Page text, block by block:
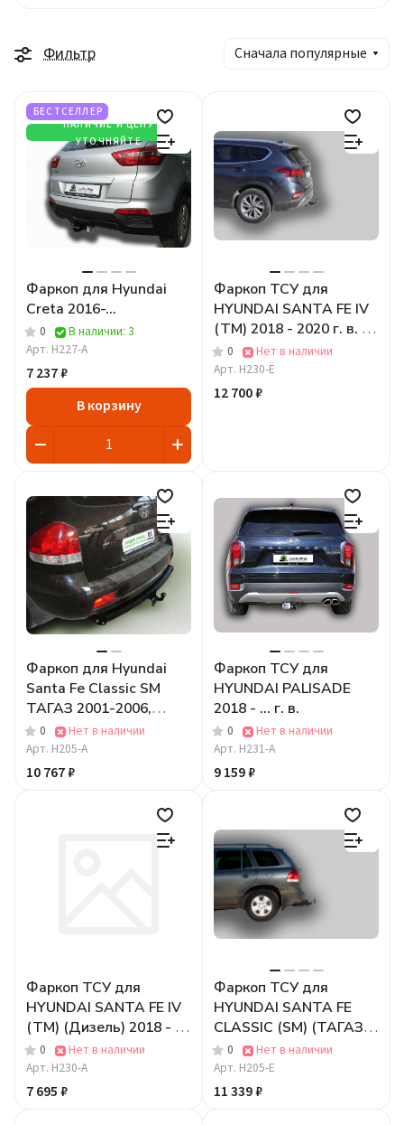
Фильтр Сначала популярные
БЕСТСЕЛЛЕР
НАЛИЧИЕ И ЦЕНУ
УТОЧНЯЙТЕ
Фаркоп для Hyundai
Creta 2016-...
0
В наличии: 3
Арт. H227-A
7 237 ₽
В корзину
Фаркоп ТСУ для
HYUNDAI SANTA FE IV
(TM) 2018 - 2020 г. в. (
ШАР ВСТАВКА 50*50 )
0
Нет в наличии
Арт. H230-E
12 700 ₽
Фаркоп для Hyundai
Santa Fe Classic SM
ТАГАЗ 2001-2006,
2007-2012
0
Нет в наличии
Арт. H205-A
10 767 ₽
Фаркоп ТСУ для
HYUNDAI PALISADE
2018 - ... г. в.
0
Нет в наличии
Арт. H231-A
9 159 ₽
Фаркоп ТСУ для
HYUNDAI SANTA FE IV
(TM) (Дизель) 2018 - ....
г. в.
0
Нет в наличии
Арт. H230-A
7 695 ₽
Фаркоп ТСУ для
HYUNDAI SANTA FE
CLASSIC (SM) (ТАГАЗ)
2001-2006, 2007-2012 (
ШАР ВСТАВКА 50*50 )
0
Нет в наличии
Арт. H205-E
11 339 ₽